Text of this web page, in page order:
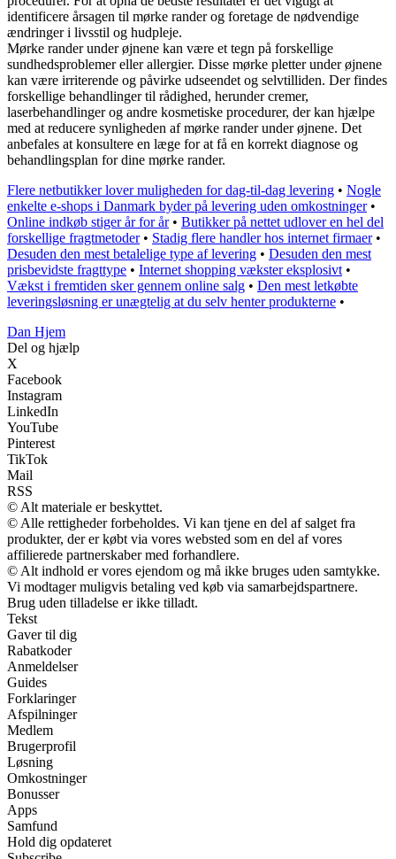
identificere årsagen til mørke rander og foretage de nødvendige
ændringer i livsstil og hudpleje.
Mørke rander under øjnene kan være et tegn på forskellige
sundhedsproblemer eller allergier. Disse mørke pletter under øjnene
kan være irriterende og påvirke udseendet og selvtilliden. Der findes
forskellige behandlinger til rådighed, herunder cremer,
laserbehandlinger og andre kosmetiske procedurer, der kan hjælpe
med at reducere synligheden af mørke rander under øjnene. Det
anbefales at konsultere en læge for at få en korrekt diagnose og
behandlingsplan for dine mørke rander.
Flere netbutikker lover muligheden for dag-til-dag levering • Nogle
enkelte e-shops i Danmark byder på levering uden omkostninger•
Online indkøb stiger år for år• Butikker på nettet udlover en hel del
forskellige fragtmetoder• Stadig flere handler hos internet firmaer•
Desuden den mest betalelige type af levering • Desuden den mest
prisbevidste fragttype • Internet shopping vækster eksplosivt •
Vækst i fremtiden sker gennem online salg • Den mest letkøbte
leveringsløsning er unægtelig at du selv henter produkterne •
Dan Hjem
Del og hjælp
X
Facebook
Instagram
LinkedIn
YouTube
Pinterest
TikTok
Mail
RSS
© Alt materiale er beskyttet.
© Alle rettigheder forbeholdes. Vi kan tjene en del af salget fra
produkter, der er købt via vores websted som en del af vores
affilierede partnerskaber med forhandlere.
© Alt indhold er vores ejendom og må ikke bruges uden samtykke.
Vi modtager muligvis betaling ved køb via samarbejdspartnere.
Brug uden tilladelse er ikke tilladt.
Tekst
Gaver til dig
Rabatkoder
Anmeldelser
Guides
Forklaringer
Afspilninger
Medlem
Brugerprofil
Løsning
Omkostninger
Bonusser
Apps
Samfund
Hold dig opdateret